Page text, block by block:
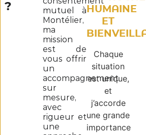
?
mutuel à
Montélier,
ma
mission
est de
vous offrir
un
accompagnement
sur
mesure,
avec
rigueur et
une
HUMAINE
ET
Chaque
situation
est unique,
et
j’accorde
une grande
importance